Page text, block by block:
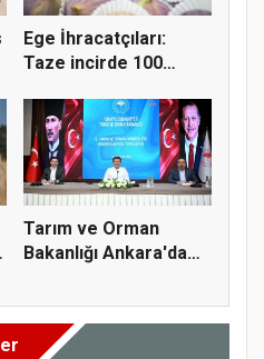
Ege İhracatçıları:
Taze incirde 100
Tarım ve Orman
Bakanlığı Ankara'da